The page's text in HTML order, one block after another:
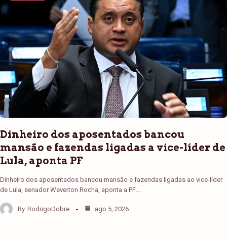
Dinheiro dos aposentados bancou
mansão e fazendas ligadas a vice-líder de
Lula, aponta PF
Dinheiro dos aposentados bancou mansão e fazendas ligadas ao vice-líder
de Lula, senador Weverton Rocha, aponta a PF.…
By RodrigoDobre ago 5, 2026